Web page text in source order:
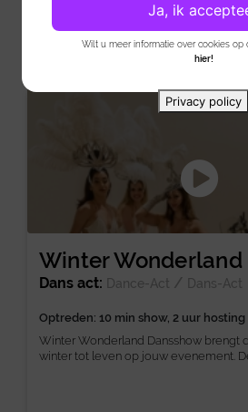
Winter Wonderland
Dans act: Dance-Act / Dans-Act
Optreden: 10 min show, 2 uur hosting
Winter Wonderland Dansshow brengt
winter tot leven op jouw evenement.
Wilt u meer informatie over cookies op
hier!
Ja, ik
Privacy policy